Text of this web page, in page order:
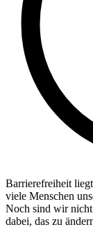
Barrierefreiheit
viele Menschen
Noch sind wir
dabei, das zu